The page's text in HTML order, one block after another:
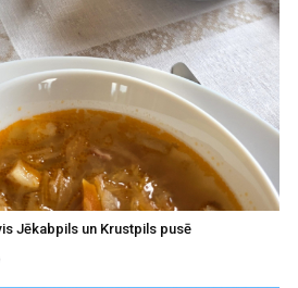
Jēkabpils un Krustpils pusē